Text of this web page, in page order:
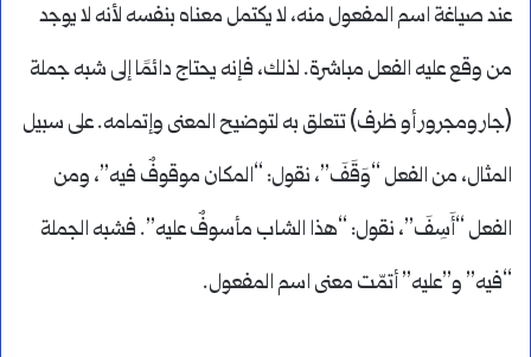
عند صياغة اسم المفعول منه، لا يكتمل معناه بنفسه لأنه لا يوجد
من وقع عليه الفعل مباشرة. لذلك، فإنه يحتاج دائمًا إلى شبه جملة
(جار ومجرور أو ظرف) تتعلق به لتوضيح المعنى وإتمامه. على سبيل
المثال، من الفعل “وَقَفَ”، نقول: “المكان موقوفٌ فيه”، ومن
الفعل “أَسِفَ”، نقول: “هذا الشاب مأسوفٌ عليه”. فشبه الجملة
“فيه” و”عليه” أتمّت معنى اسم المفعول.